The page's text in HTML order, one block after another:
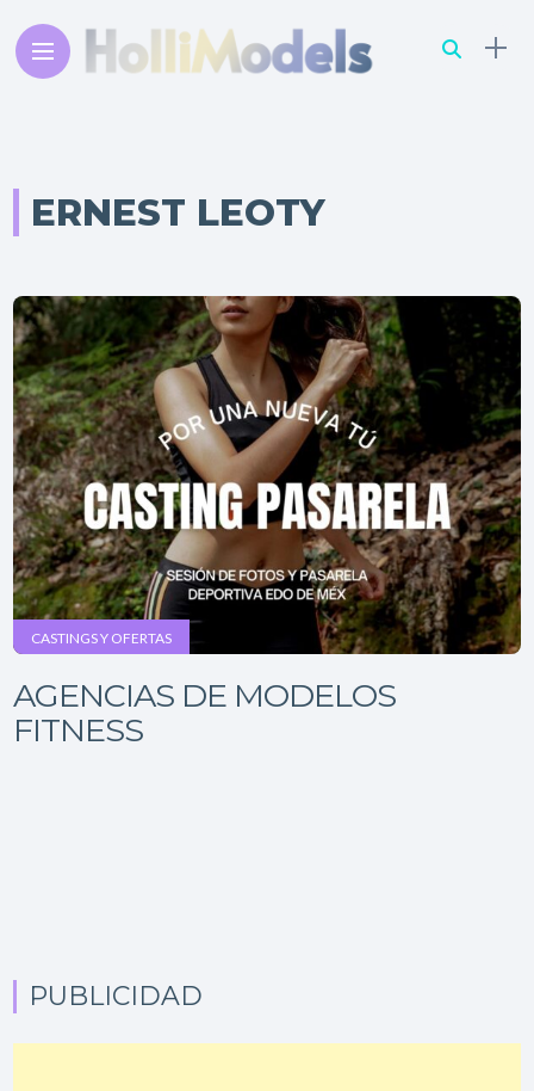
ERNEST LEOTY
CASTINGS Y OFERTAS
AGENCIAS DE MODELOS
FITNESS
PUBLICIDAD